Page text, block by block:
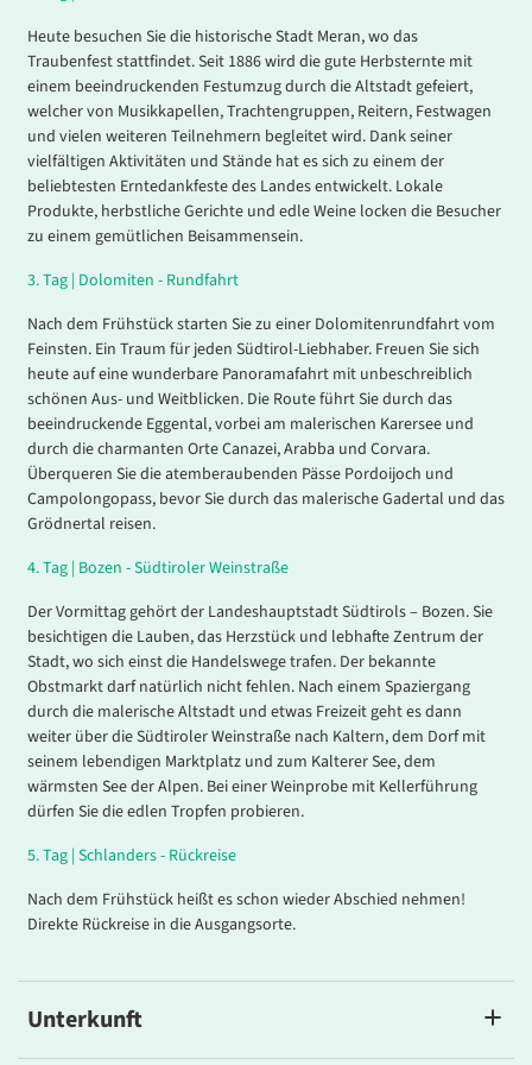
Heute besuchen Sie die historische Stadt Meran, wo das
Traubenfest stattfindet. Seit 1886 wird die gute Herbsternte mit
einem beeindruckenden Festumzug durch die Altstadt gefeiert,
welcher von Musikkapellen, Trachtengruppen, Reitern, Festwagen
und vielen weiteren Teilnehmern begleitet wird. Dank seiner
vielfältigen Aktivitäten und Stände hat es sich zu einem der
beliebtesten Erntedankfeste des Landes entwickelt. Lokale
Produkte, herbstliche Gerichte und edle Weine locken die Besucher
zu einem gemütlichen Beisammensein.
3.Tag | Dolomiten - Rundfahrt
Nach dem Frühstück starten Sie zu einer Dolomitenrundfahrt vom
Feinsten. Ein Traum für jeden Südtirol-Liebhaber. Freuen Sie sich
heute auf eine wunderbare Panoramafahrt mit unbeschreiblich
schönen Aus- und Weitblicken. Die Route führt Sie durch das
beeindruckende Eggental, vorbei am malerischen Karersee und
durch die charmanten Orte Canazei, Arabba und Corvara.
Überqueren Sie die atemberaubenden Pässe Pordoijoch und
Campolongopass, bevor Sie durch das malerische Gadertal und das
Grödnertal reisen.
4.Tag | Bozen - Südtiroler Weinstraße
Der Vormittag gehört der Landeshauptstadt Südtirols – Bozen. Sie
besichtigen die Lauben, das Herzstück und lebhafte Zentrum der
Stadt, wo sich einst die Handelswege trafen. Der bekannte
Obstmarkt darf natürlich nicht fehlen. Nach einem Spaziergang
durch die malerische Altstadt und etwas Freizeit geht es dann
weiter über die Südtiroler Weinstraße nach Kaltern, dem Dorf mit
seinem lebendigen Marktplatz und zum Kalterer See, dem
wärmsten See der Alpen. Bei einer Weinprobe mit Kellerführung
dürfen Sie die edlen Tropfen probieren.
5.Tag | Schlanders - Rückreise
Nach dem Frühstück heißt es schon wieder Abschied nehmen!
Direkte Rückreise in die Ausgangsorte.
Unterkunft
Hotel Maria Theresia